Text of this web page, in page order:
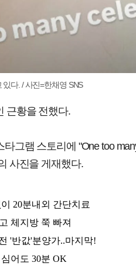
다. / 사진=한채영 SNS
근황을 전했다.
그램 스토리에 "One too
사진을 게재했다.